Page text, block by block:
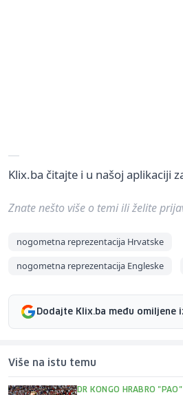
Klix.ba čitajte i u našoj aplikaciji
Znate nešto više o temi ili želite
nogometna reprezentacija Hrvatske
nogometna reprezentacija Engleske
Dodajte Klix.ba među omiljene
Više na istu temu
DR KONGO HRABRO "PAO"